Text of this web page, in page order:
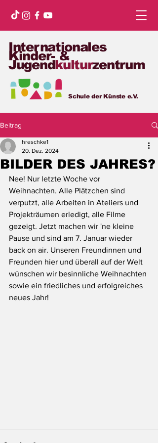
Internationales
Kinder- &
Jugendkulturzentrum
Schule der Künste e.V.
Beitrag
BILDER DES JAHRES?
hreschke1
20. Dez. 2024
Nee! Nur letzte Woche vor
Weihnachten. Alle Plätzchen sind
verputzt, alle Arbeiten in Ateliers und
Projekträumen erledigt, alle Filme
gezeigt. Jetzt machen wir 'ne kleine
Pause und sind am 7. Januar wieder
back on air. Unseren Freundinnen und
Freunden hier und überall auf der Welt
wünschen wir besinnliche Weihnachten
sowie ein friedliches und erfolgreiches
neues Jahr!